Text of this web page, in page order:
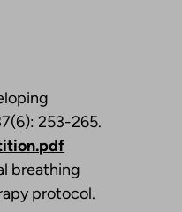
253-265.
breathing
protocol.